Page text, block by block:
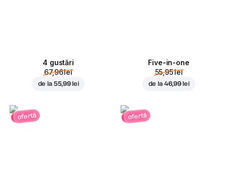
4 gustări
67,96 lei
de la 55,99 lei
Five-in-one
55,95 lei
de la 46,99 lei
ofertă ofertă